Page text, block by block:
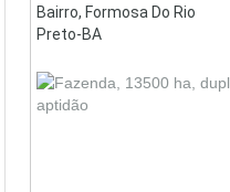
Bairro, Formosa Do Rio
Preto-BA